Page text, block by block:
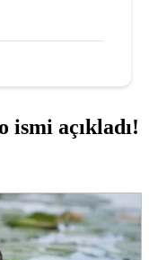
ismi açıkladı!